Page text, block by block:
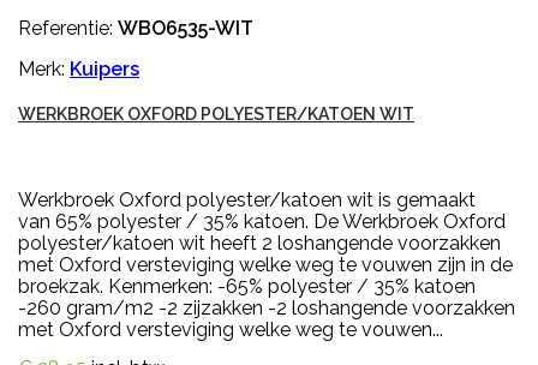
Referentie: WBO6535-WIT
Merk: Kuipers
WERKBROEK OXFORD POLYESTER/KATOEN WIT
Werkbroek Oxford polyester/katoen wit is gemaakt
van 65% polyester / 35% katoen. De Werkbroek Oxford
polyester/katoen wit heeft 2 loshangende voorzakken
met Oxford versteviging welke weg te vouwen zijn in de
broekzak. Kenmerken: -65% polyester / 35% katoen
-260 gram/m2 -2 zijzakken -2 loshangende voorzakken
met Oxford versteviging welke weg te vouwen...